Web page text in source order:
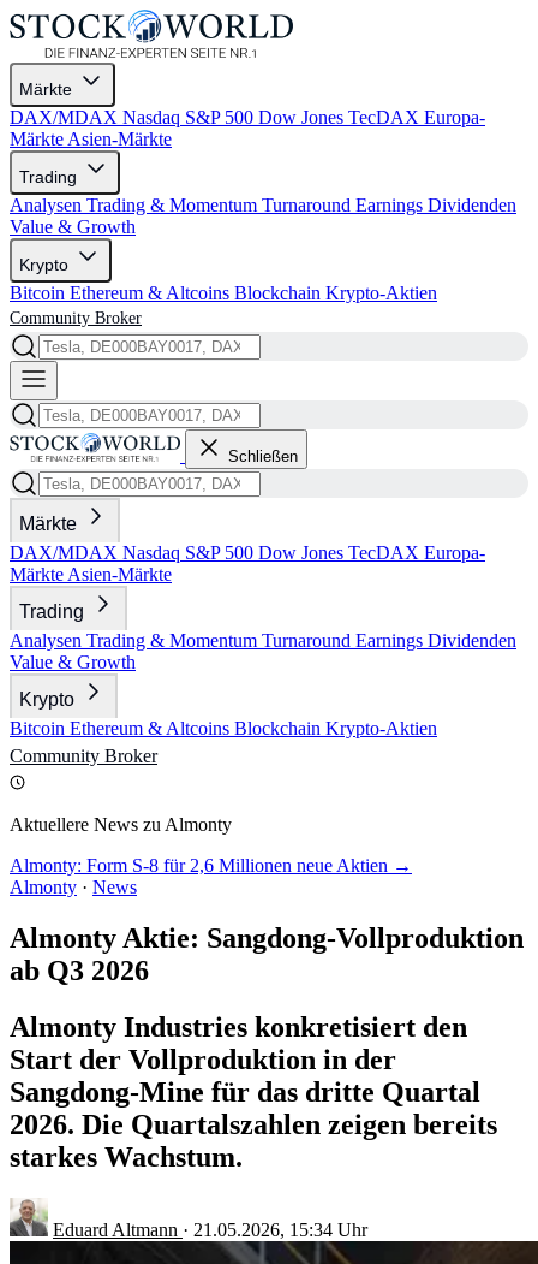
Märkte
DAX/MDAX Nasdaq S&P 500 Dow Jones TecDAX Europa-
Märkte Asien-Märkte
Trading
Analysen Trading & Momentum Turnaround Earnings Dividenden
Value & Growth
Krypto
Bitcoin Ethereum & Altcoins Blockchain Krypto-Aktien
Community Broker
Schließen
Märkte
DAX/MDAX Nasdaq S&P 500 Dow Jones TecDAX Europa-
Märkte Asien-Märkte
Trading
Analysen Trading & Momentum Turnaround Earnings Dividenden
Value & Growth
Krypto
Bitcoin Ethereum & Altcoins Blockchain Krypto-Aktien
Community Broker
Aktuellere News zu Almonty
Almonty: Form S-8 für 2,6 Millionen neue Aktien →
Almonty · News
Almonty Aktie: Sangdong-Vollproduktion
ab Q3 2026
Almonty Industries konkretisiert den
Start der Vollproduktion in der
Sangdong-Mine für das dritte Quartal
2026. Die Quartalszahlen zeigen bereits
starkes Wachstum.
Eduard Altmann · 21.05.2026, 15:34 Uhr